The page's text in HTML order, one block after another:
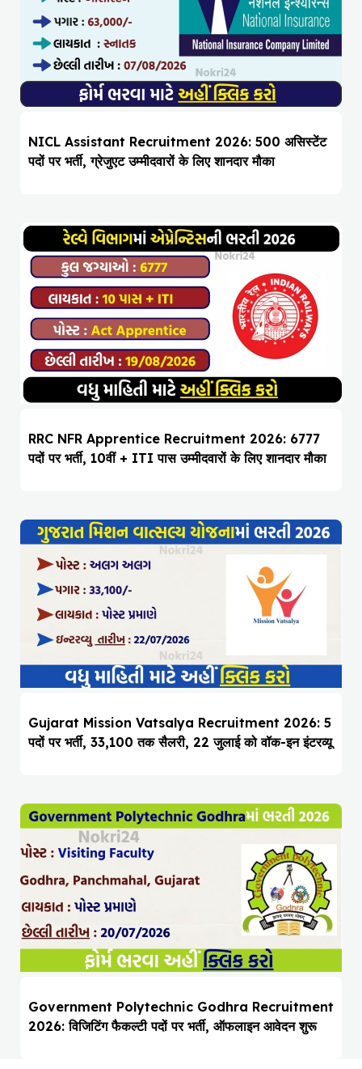
NICL Assistant Recruitment 2026: 500 असिस्टेंट
पदों पर भर्ती, ग्रेजुएट उम्मीदवारों के लिए शानदार मौका
RRC NFR Apprentice Recruitment 2026: 6777
पदों पर भर्ती, 10वीं + ITI पास उम्मीदवारों के लिए शानदार मौका
Gujarat Mission Vatsalya Recruitment 2026: 5
पदों पर भर्ती, ₹33,100 तक सैलरी, 22 जुलाई को वॉक-इन इंटरव्यू
Government Polytechnic Godhra Recruitment
2026: विजिटिंग फैकल्टी पदों पर भर्ती, ऑफलाइन आवेदन शुरू